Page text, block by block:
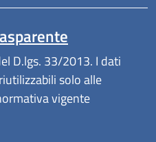
D.lgs. 33/2013. I dati
solo alle
vigente